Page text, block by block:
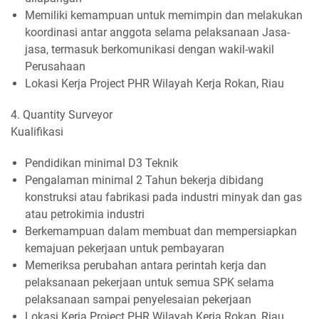
Memiliki kemampuan untuk memimpin dan melakukan
koordinasi antar anggota selama pelaksanaan Jasa-
jasa, termasuk berkomunikasi dengan wakil-wakil
Perusahaan
Lokasi Kerja Project PHR Wilayah Kerja Rokan, Riau
4. Quantity Surveyor
Kualifikasi
Pendidikan minimal D3 Teknik
Pengalaman minimal 2 Tahun bekerja dibidang
konstruksi atau fabrikasi pada industri minyak dan gas
atau petrokimia industri
Berkemampuan dalam membuat dan mempersiapkan
kemajuan pekerjaan untuk pembayaran
Memeriksa perubahan antara perintah kerja dan
pelaksanaan pekerjaan untuk semua SPK selama
pelaksanaan sampai penyelesaian pekerjaan